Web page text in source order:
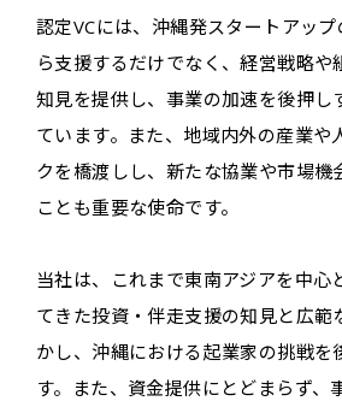
認定VCには、沖縄発スタートアッ
ら支援するだけでなく、経営戦略や
知見を提供し、事業の加速を後押し
ています。また、地域内外の産業や
クを橋渡しし、新たな協業や市場機
ことも重要な使命です。
当社は、これまで東南アジアを中心
てきた投資・伴走支援の知見と広範
かし、沖縄における起業家の挑戦を
す。また、資金提供にとどまらず、